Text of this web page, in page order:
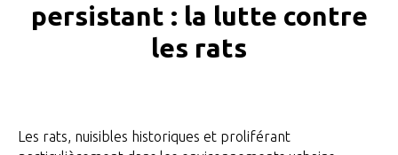
persistant : la lutte contre
les rats
Les rats, nuisibles historiques et proliférant